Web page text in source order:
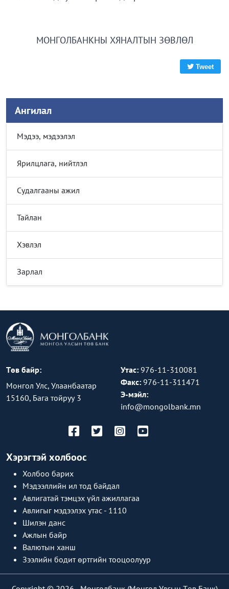
МОНГОЛБАНКНЫ ХЯНАЛТЫН ЗӨВЛӨЛ
Tweet
Ангилал
Мэдээ, мэдээлэл
Ярилцлага, нийтлэл
Судалгааны ажил
Тайлан
Хэвлэл
Зарлал
Төв байр:
Монгол Улс, Улаанбаатар
15160, Бага тойруу 3
Утас: 976-11-310081
Факс: 976-11-311471
Э-мэйл:
info@mongolbank.mn
Хэрэгтэй холбоос
Холбоо барих
Мэдээллийн ил тод байдал
Авлигатай тэмцэх үйл ажиллагаа
Авлигыг мэдээлэх утас - 1110
Шилэн данс
Ажлын байр
Валютын ханш
Зээлийн бодит өртгийн тооцоолуур